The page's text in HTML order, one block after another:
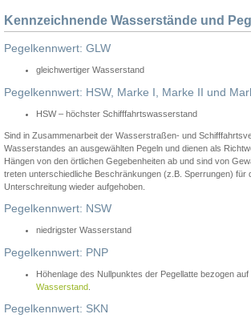
Kennzeichnende Wasserstände und
Pegelkennwert: GLW
gleichwertiger Wasserstand
Pegelkennwert: HSW, Marke I, Marke II und
HSW – höchster Schifffahrtswasserstand
Sind in Zusammenarbeit der Wasserstraßen- und
Wasserstandes an ausgewählten Pegeln und dienen als
Hängen von den örtlichen Gegebenheiten ab und sind von
treten unterschiedliche Beschränkungen (z.B. Sperrungen)
Unterschreitung wieder aufgehoben.
Pegelkennwert: NSW
niedrigster Wasserstand
Pegelkennwert: PNP
Höhenlage des Nullpunktes der Pegellatte bezogen
Wasserstand
Pegelkennwert: SKN